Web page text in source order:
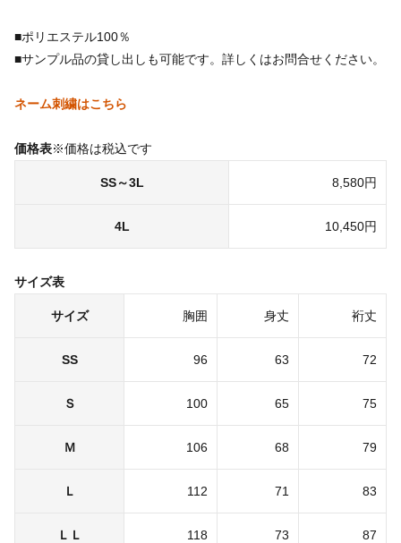
■ポリエステル100％
■サンプル品の貸し出しも可能です。詳しくはお問合せください。
ネーム刺繍はこちら
価格表※価格は税込です
SS～3L 8,580円
4L 10,450円
サイズ表
サイズ 胸囲 身丈 裄丈
SS 96 63 72
Ｓ 100 65 75
Ｍ 106 68 79
Ｌ 112 71 83
ＬＬ 118 73 87